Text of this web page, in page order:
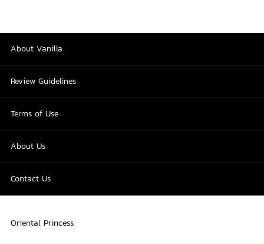
About Vanilla
Review Guidelines
Terms of Use
About Us
Contact Us
Oriental Princess